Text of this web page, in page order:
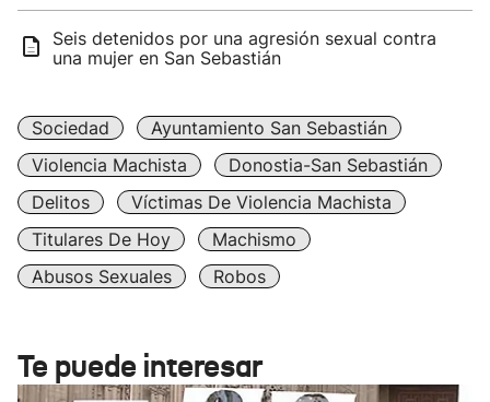
Seis detenidos por una agresión sexual contra
una mujer en San Sebastián
Sociedad
Ayuntamiento San Sebastián
Violencia Machista
Donostia-San Sebastián
Delitos
Víctimas De Violencia Machista
Titulares De Hoy
Machismo
Abusos Sexuales
Robos
Te puede interesar